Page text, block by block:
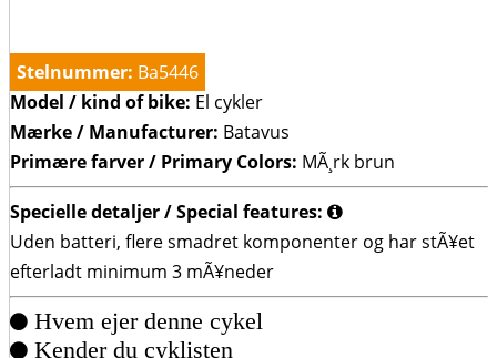
Stelnummer: Ba5446
Model / kind of bike: El cykler
Mærke / Manufacturer: Batavus
Primære farver / Primary Colors: MÃ¸rk brun
Specielle detaljer / Special features:
Uden batteri, flere smadret komponenter og har stÃ¥et
efterladt minimum 3 mÃ¥neder
Hvem ejer denne cykel
Kender du cyklisten